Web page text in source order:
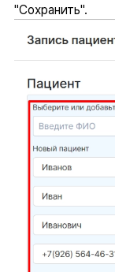
"Сохранить".